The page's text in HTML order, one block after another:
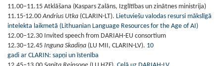
11.00–11.15 Atklāšana (Kaspars Zalāns, Izglītības un zinātnes ministrija)
11.15-12.00Andrius Utka (CLARIN-LT). Lietuviešu valodas resursi mākslīgā
intelekta laikmetā (Lithuanian Language Resources for the Age of AI)
12.00–12.30 Invited speech from DARIAH-EU consortium
12.30–12.45 Inguna Skadiņa (LU MII, CLARIN-LV). 10
gadi ar CLARIN: sapņi un īstenība